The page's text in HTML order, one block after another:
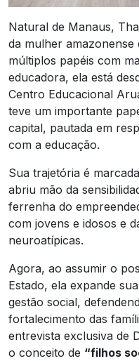
Natural de Manaus,
da mulher
múltiplos papéis com
educadora, ela está
Centro Educacional
teve um importante
capital, pautada em
com a educação.
Sua trajetória é
abriu mão da
ferrenha do
com jovens e idosos e
neuroatípicas.
Agora, ao assumir o
Estado, ela expande
gestão social,
fortalecimento das
entrevista exclusiva de
o conceito de “filhos